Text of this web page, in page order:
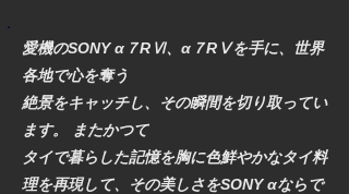
愛機のSONY α７RⅥ、α７RⅤを手に、世界
各地で心を奪う
絶景をキャッチし、その瞬間を切り取ってい
ます。 またかつて
タイで暮らした記憶を胸に色鮮やかなタイ料
理を再現して、その美しさをSONY αならで